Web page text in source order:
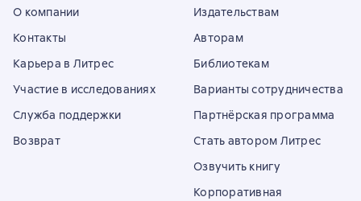
О компании
Контакты
Карьера в Литрес
Участие в исследованиях
Служба поддержки
Возврат
Издательствам
Авторам
Библиотекам
Варианты сотрудничества
Партнёрская программа
Стать автором Литрес
Озвучить книгу
Корпоративная